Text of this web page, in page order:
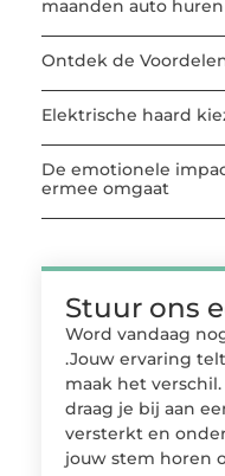
maanden auto huren
Ontdek de
Elektrische haard
De emotionele
ermee omgaat
Stuur ons
Word vandaag
.Jouw ervaring
maak het
draag je bij aan
versterkt en
jouw stem horen